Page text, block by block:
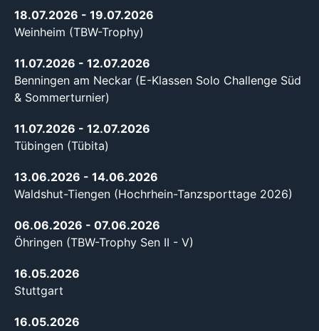
18.07.2026 - 19.07.2026
Weinheim (TBW-Trophy)
11.07.2026 - 12.07.2026
Benningen am Neckar (E-Klassen Solo Challenge Süd
& Sommerturnier)
11.07.2026 - 12.07.2026
Tübingen (Tübita)
13.06.2026 - 14.06.2026
Waldshut-Tiengen (Hochrhein-Tanzsporttage 2026)
06.06.2026 - 07.06.2026
Öhringen (TBW-Trophy Sen II - V)
16.05.2026
Stuttgart
16.05.2026